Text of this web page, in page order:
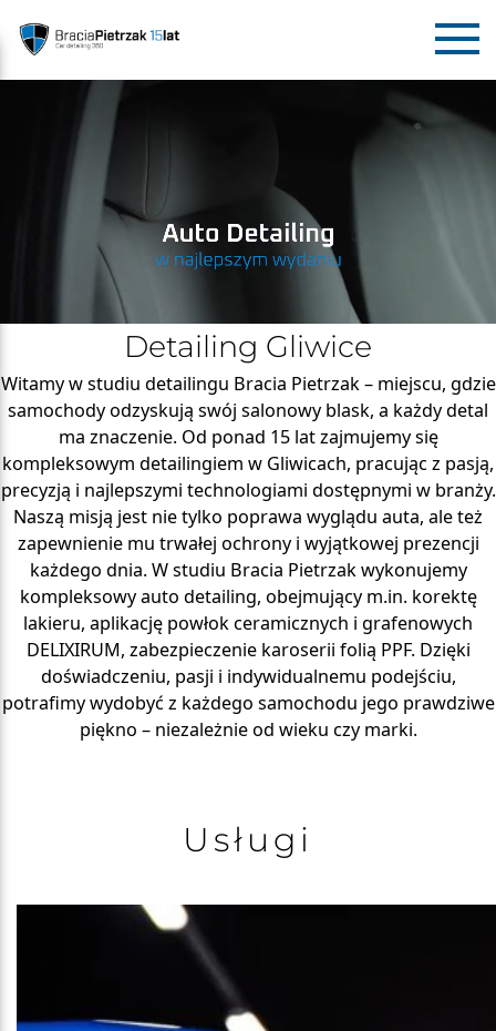
Detailing Gliwice
Witamy w studiu detailingu Bracia Pietrzak – miejscu, gdzie
samochody odzyskują swój salonowy blask, a każdy detal
ma znaczenie. Od ponad 15 lat zajmujemy się
kompleksowym detailingiem w Gliwicach, pracując z pasją,
precyzją i najlepszymi technologiami dostępnymi w branży.
Naszą misją jest nie tylko poprawa wyglądu auta, ale też
zapewnienie mu trwałej ochrony i wyjątkowej prezencji
każdego dnia. W studiu Bracia Pietrzak wykonujemy
kompleksowy auto detailing, obejmujący m.in. korektę
lakieru, aplikację powłok ceramicznych i grafenowych
DELIXIRUM, zabezpieczenie karoserii folią PPF. Dzięki
doświadczeniu, pasji i indywidualnemu podejściu,
potrafimy wydobyć z każdego samochodu jego prawdziwe
piękno – niezależnie od wieku czy marki.
Usługi